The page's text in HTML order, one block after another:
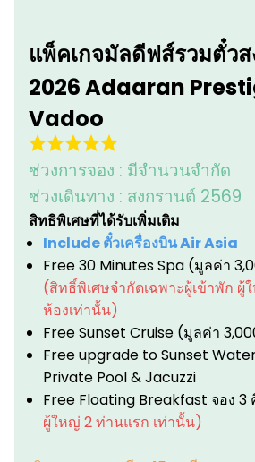
แพ็คเกจมัลดีฟส์รวมตั๋ว
2026 Adaaran
Vadoo
ช่วงการจอง : มีจำนวนจำกัด
ช่วงเดินทาง : สงกรานต์ 2569
สิทธิพิเศษที่ได้รับเพิ่มเติม
Include ตั๋วเครื่องบิน Air Asia
Free 30 Minutes Spa (มูลค่า
(สิทธิ์พิเศษจำกัดเฉพาะผู้เข้าพัก ผู้
ห้องเท่านั้น)
Free Sunset Cruise (มูลค่า
Free upgrade to Sunset
Private Pool & Jacuzzi
Free Floating Breakfast จอง 3
ผู้ใหญ่ 2 ท่านแรก เท่านั้น)